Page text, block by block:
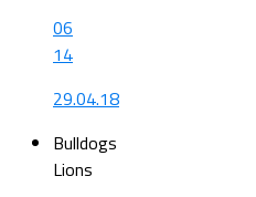
06
14
29.04.18
Bulldogs
Lions